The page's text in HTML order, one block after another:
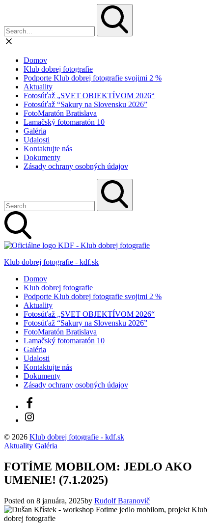
Domov
Klub dobrej fotografie
Podporte Klub dobrej fotografie svojimi 2 %
Aktuality
Fotosúťaž „SVET OBJEKTÍVOM 2026“
Fotosúťaž “Sakury na Slovensku 2026”
FotoMaratón Bratislava
Lamačský fotomaratón 10
Galéria
Udalosti
Kontaktujte nás
Dokumenty
Zásady ochrany osobných údajov
Klub dobrej fotografie - kdf.sk
Domov
Klub dobrej fotografie
Podporte Klub dobrej fotografie svojimi 2 %
Aktuality
Fotosúťaž „SVET OBJEKTÍVOM 2026“
Fotosúťaž “Sakury na Slovensku 2026”
FotoMaratón Bratislava
Lamačský fotomaratón 10
Galéria
Udalosti
Kontaktujte nás
Dokumenty
Zásady ochrany osobných údajov
Facebook
Instagram
© 2026 Klub dobrej fotografie - kdf.sk
Aktuality Galéria
FOTÍME MOBILOM: JEDLO AKO
UMENIE! (7.1.2025)
Posted on 8 januára, 2025by Rudolf Baranovič